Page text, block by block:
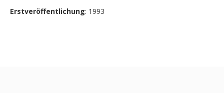
Erstveröffentlichung: 1993